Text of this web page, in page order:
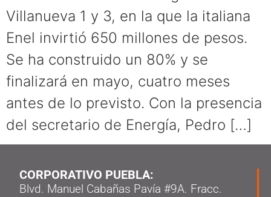
Villanueva 1 y 3, en la que la italiana
Enel invirtió 650 millones de pesos.
Se ha construido un 80% y se
finalizará en mayo, cuatro meses
antes de lo previsto. Con la presencia
del secretario de Energía, Pedro […]
CORPORATIVO PUEBLA:
Blvd. Manuel Cabañas Pavía #9A. Fracc.